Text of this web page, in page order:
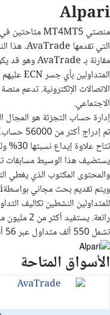
Alpari
منصتيMT4MT5متاحتين في
التي تقدمها AvaTrade. هذا
مقارنة بـAvaTradeوهو قد
المتداولين بأي جسرECN
الاتصالات الإلكترونية. تدعم منصة
الاجتماعي.
إدارة حساب التجزئة هو المجال
تم إدراج أكثر من 56000 حساب
تتاح
يستضيف هذا الوسيط مسابقات
والمحتوى المكتوب الذي يغطي
ويتم تقديم بحث مجاني بواسطة
للمتداولين النشطين تكاليف
رائعة.يستفيد أكثر من 2 مليون متداول بظروف تداول ممتازة توفرها
تشمل 550 ألف متداول عبر 56 ألف حساب
الأسواق المتاحة